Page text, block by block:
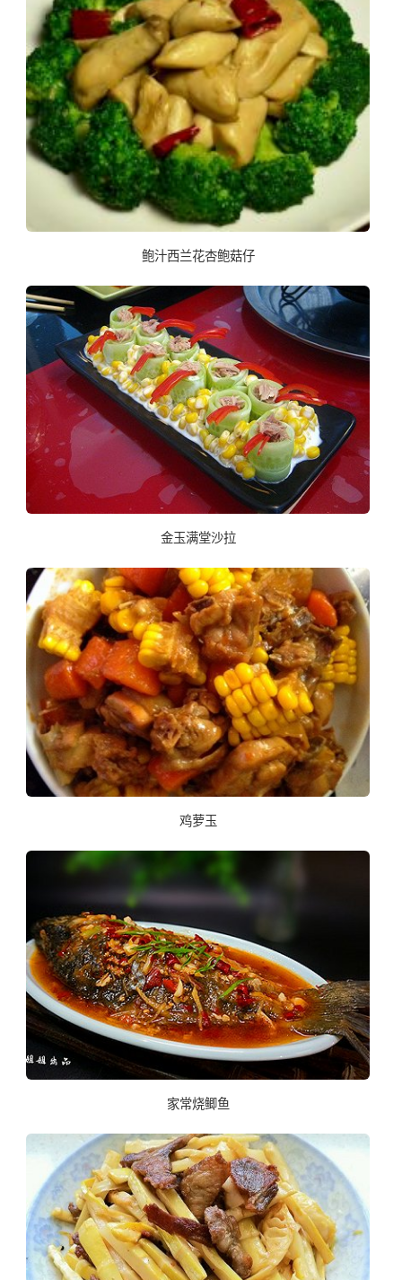
鲍汁西兰花杏鲍菇仔
金玉满堂沙拉
鸡萝玉
家常烧鲫鱼